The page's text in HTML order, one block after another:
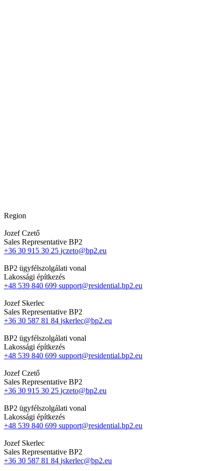
Region
Jozef Czető
Sales Representative BP2
+36 30 915 30 25 jczeto@bp2.eu
BP2 ügyfélszolgálati vonal
Lakossági építkezés
+48 539 840 699 support@residential.bp2.eu
Jozef Skerlec
Sales Representative BP2
+36 30 587 81 84 jskerlec@bp2.eu
BP2 ügyfélszolgálati vonal
Lakossági építkezés
+48 539 840 699 support@residential.bp2.eu
Jozef Czető
Sales Representative BP2
+36 30 915 30 25 jczeto@bp2.eu
BP2 ügyfélszolgálati vonal
Lakossági építkezés
+48 539 840 699 support@residential.bp2.eu
Jozef Skerlec
Sales Representative BP2
+36 30 587 81 84 jskerlec@bp2.eu